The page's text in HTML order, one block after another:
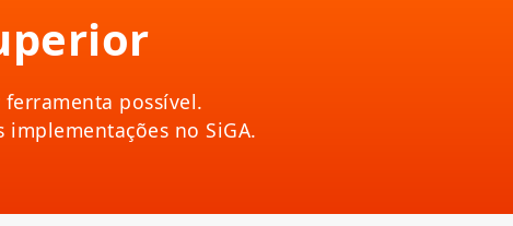
ferramenta possível.
implementações no SiGA.